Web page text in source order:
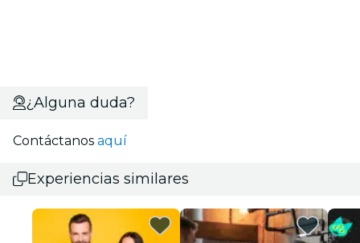
¿Alguna duda?
Contáctanos aquí
Experiencias similares